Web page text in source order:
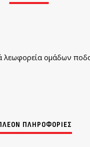
λεωφορεία ομάδων